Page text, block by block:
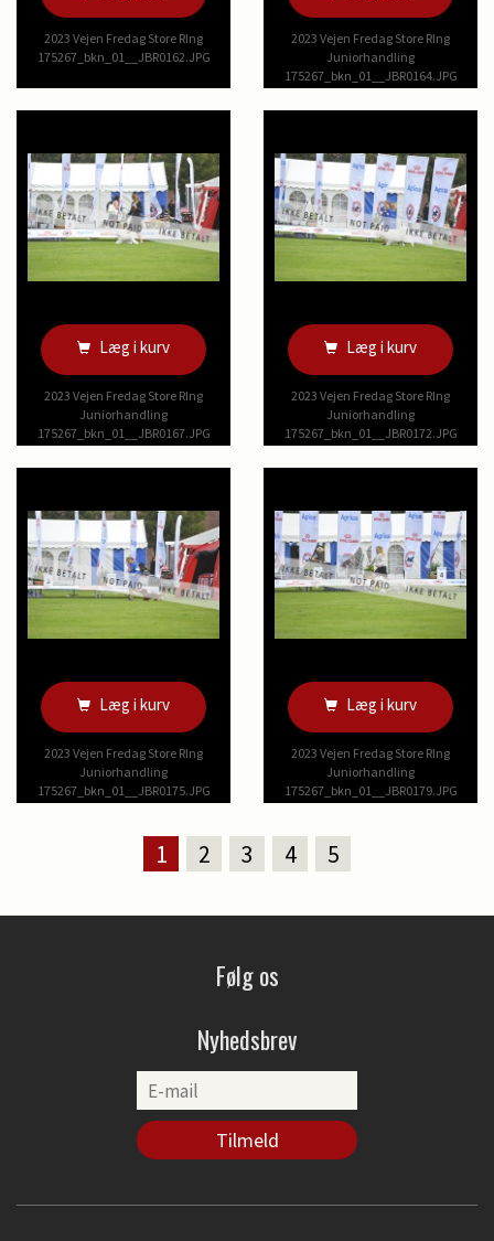
2023 Vejen Fredag Store RIng
175267_bkn_01__JBR0162.JPG
2023 Vejen Fredag Store RIng
Juniorhandling
175267_bkn_01__JBR0164.JPG
Læg i kurv
2023 Vejen Fredag Store RIng
Juniorhandling
175267_bkn_01__JBR0167.JPG
Læg i kurv
2023 Vejen Fredag Store RIng
Juniorhandling
175267_bkn_01__JBR0172.JPG
Læg i kurv
2023 Vejen Fredag Store RIng
Juniorhandling
175267_bkn_01__JBR0175.JPG
Læg i kurv
2023 Vejen Fredag Store RIng
Juniorhandling
175267_bkn_01__JBR0179.JPG
1 2 3 4 5
Følg os
Nyhedsbrev